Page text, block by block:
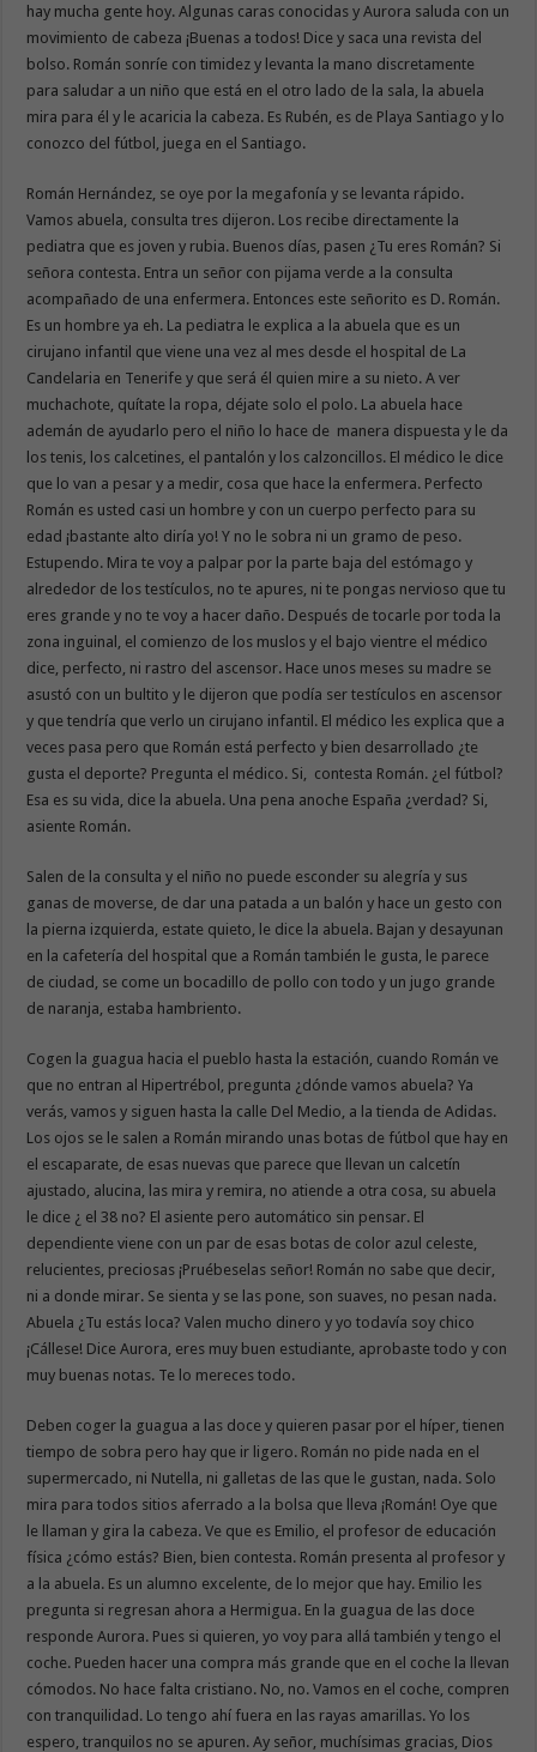
hay mucha gente hoy. Algunas caras conocidas y Aurora saluda con un
movimiento de cabeza ¡Buenas a todos! Dice y saca una revista del
bolso. Román sonríe con timidez y levanta la mano discretamente
para saludar a un niño que está en el otro lado de la sala, la abuela
mira para él y le acaricia la cabeza. Es Rubén, es de Playa Santiago y lo
conozco del fútbol, juega en el Santiago.
Román Hernández, se oye por la megafonía y se levanta rápido.
Vamos abuela, consulta tres dijeron. Los recibe directamente la
pediatra que es joven y rubia. Buenos días, pasen ¿Tu eres Román? Si
señora contesta. Entra un señor con pijama verde a la consulta
acompañado de una enfermera. Entonces este señorito es D. Román.
Es un hombre ya eh. La pediatra le explica a la abuela que es un
cirujano infantil que viene una vez al mes desde el hospital de La
Candelaria en Tenerife y que será él quien mire a su nieto. A ver
muchachote, quítate la ropa, déjate solo el polo. La abuela hace
ademán de ayudarlo pero el niño lo hace de manera dispuesta y le da
los tenis, los calcetines, el pantalón y los calzoncillos. El médico le dice
que lo van a pesar y a medir, cosa que hace la enfermera. Perfecto
Román es usted casi un hombre y con un cuerpo perfecto para su
edad ¡bastante alto diría yo! Y no le sobra ni un gramo de peso.
Estupendo. Mira te voy a palpar por la parte baja del estómago y
alrededor de los testículos, no te apures, ni te pongas nervioso que tu
eres grande y no te voy a hacer daño. Después de tocarle por toda la
zona inguinal, el comienzo de los muslos y el bajo vientre el médico
dice, perfecto, ni rastro del ascensor. Hace unos meses su madre se
asustó con un bultito y le dijeron que podía ser testículos en ascensor
y que tendría que verlo un cirujano infantil. El médico les explica que a
veces pasa pero que Román está perfecto y bien desarrollado ¿te
gusta el deporte? Pregunta el médico. Si, contesta Román. ¿el fútbol?
Esa es su vida, dice la abuela. Una pena anoche España ¿verdad? Si,
asiente Román.
Salen de la consulta y el niño no puede esconder su alegría y sus
ganas de moverse, de dar una patada a un balón y hace un gesto con
la pierna izquierda, estate quieto, le dice la abuela. Bajan y desayunan
en la cafetería del hospital que a Román también le gusta, le parece
de ciudad, se come un bocadillo de pollo con todo y un jugo grande
de naranja, estaba hambriento.
Cogen la guagua hacia el pueblo hasta la estación, cuando Román ve
que no entran al Hipertrébol, pregunta ¿dónde vamos abuela? Ya
verás, vamos y siguen hasta la calle Del Medio, a la tienda de Adidas.
Los ojos se le salen a Román mirando unas botas de fútbol que hay en
el escaparate, de esas nuevas que parece que llevan un calcetín
ajustado, alucina, las mira y remira, no atiende a otra cosa, su abuela
le dice ¿ el 38 no? El asiente pero automático sin pensar. El
dependiente viene con un par de esas botas de color azul celeste,
relucientes, preciosas ¡Pruébeselas señor! Román no sabe que decir,
ni a donde mirar. Se sienta y se las pone, son suaves, no pesan nada.
Abuela ¿Tu estás loca? Valen mucho dinero y yo todavía soy chico
¡Cállese! Dice Aurora, eres muy buen estudiante, aprobaste todo y con
muy buenas notas. Te lo mereces todo.
Deben coger la guagua a las doce y quieren pasar por el híper, tienen
tiempo de sobra pero hay que ir ligero. Román no pide nada en el
supermercado, ni Nutella, ni galletas de las que le gustan, nada. Solo
mira para todos sitios aferrado a la bolsa que lleva ¡Román! Oye que
le llaman y gira la cabeza. Ve que es Emilio, el profesor de educación
física ¿cómo estás? Bien, bien contesta. Román presenta al profesor y
a la abuela. Es un alumno excelente, de lo mejor que hay. Emilio les
pregunta si regresan ahora a Hermigua. En la guagua de las doce
responde Aurora. Pues si quieren, yo voy para allá también y tengo el
coche. Pueden hacer una compra más grande que en el coche la llevan
cómodos. No hace falta cristiano. No, no. Vamos en el coche, compren
con tranquilidad. Lo tengo ahí fuera en las rayas amarillas. Yo los
espero, tranquilos no se apuren. Ay señor, muchísimas gracias, Dios